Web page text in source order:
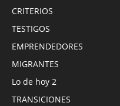
CRITERIOS
TESTIGOS
EMPRENDEDORES
MIGRANTES
Lo de hoy 2
TRANSICIONES